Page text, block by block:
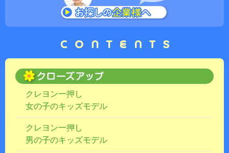
クレヨン一押し
女の子のキッズモデル
クレヨン一押し
男の子のキッズモデル